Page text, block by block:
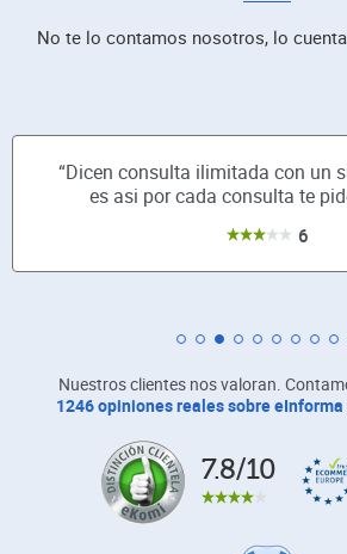
No te lo contamos nosotros, lo
“Dicen consulta ilimitada con un
es asi por cada consulta te
6
Nuestros clientes nos valoran.
1246 opiniones reales sobre eInforma
7.8/10